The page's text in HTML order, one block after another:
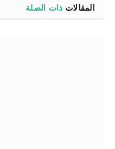
المقالات ذات الصلة